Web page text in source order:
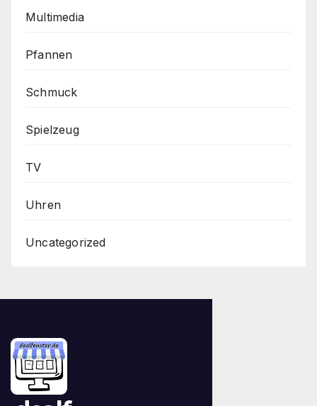
Multimedia
Pfannen
Schmuck
Spielzeug
TV
Uhren
Uncategorized